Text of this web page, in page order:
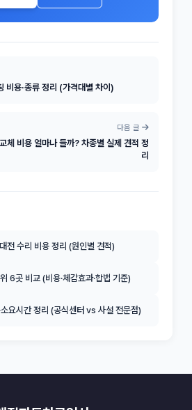
비용·종류 정리 (가격대별 차이)
다음 글
체 비용 얼마나 들까? 차종별 실제 견적 정
리
전 수리 비용 정리 (원인별 견적)
6곳 비교 (비용·체감효과·합법 기준)
요시간 정리 (공식센터 vs 사설 전문점)